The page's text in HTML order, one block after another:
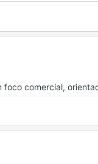
foco comercial,